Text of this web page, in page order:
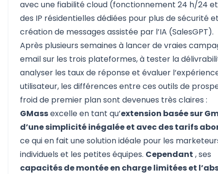
avec une fiabilité cloud (fonctionnement 24 h/24
des IP résidentielles dédiées pour plus de sécurité
création de messages assistée par l’IA (SalesGPT).
Après plusieurs semaines à lancer de vraies
email sur les trois plateformes, à tester la
analyser les taux de réponse et évaluer
utilisateur, les différences entre ces outils de
froid de premier plan sont devenues très claires :
GMassexcelle en tant qu’extension basée sur
d’une simplicité inégalée et avec des tarifs
ce qui en fait une solution idéale pour les
individuels et les petites équipes. Cependant , ses
capacités de montée en charge limitées et